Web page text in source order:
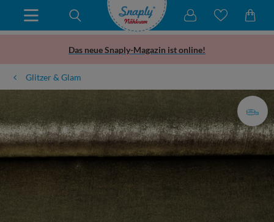
Das neue Snaply-Magazin ist online!
Glitzer & Glam